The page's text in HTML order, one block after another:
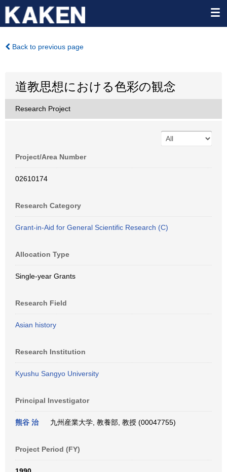
Back to previous page
道教思想における色彩の観念
Research Project
Project/Area Number
02610174
Research Category
Grant-in-Aid for General Scientific Research (C)
Allocation Type
Single-year Grants
Research Field
Asian history
Research Institution
Kyushu Sangyo University
Principal Investigator
熊谷 治 九州産業大学, 教養部, 教授 (00047755)
Project Period (FY)